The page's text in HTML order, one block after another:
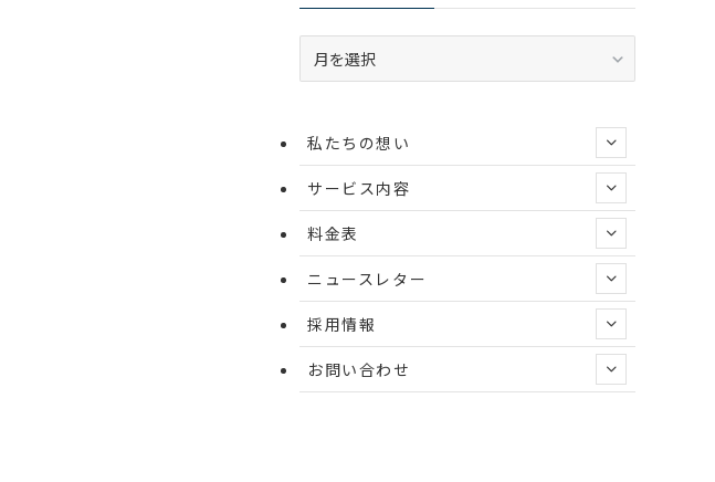
ー
ブ
私たちの想い
サービス内容
料金表
ニュースレター
採用情報
お問い合わせ